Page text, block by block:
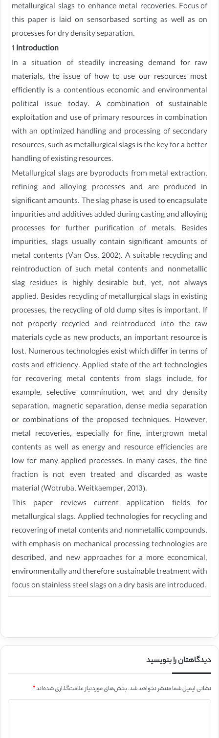
metallurgical slags to enhance metal recoveries. Focus of
this paper is laid on sensor­based sorting as well as on
processes for dry density separation.
1 Introduction
In a situation of steadily increasing demand for raw
materials, the issue of how to use our resources most
efficiently is a contentious economic and environmental
political issue today. A combination of sustainable
exploitation and use of primary resources in combination
with an optimized handling and processing of secondary
resources, such as metallurgical slags is the key for a better
handling of existing resources.
Metallurgical slags are by­products from metal extraction,
refining and alloying processes and are produced in
significant amounts. The slag phase is used to encapsulate
impurities and additives added during casting and alloying
processes for further purification of metals. Besides
impurities, slags usually contain significant amounts of
metal contents (Van Oss, 2002). A suitable recycling and
reintroduction of such metal contents and non­metallic
slag residues is highly desirable but, yet, not always
applied. Besides recycling of metallurgical slags in existing
processes, the recycling of old dump sites is important. If
not properly recycled and reintroduced into the raw
materials cycle as new products, an important resource is
lost. Numerous technologies exist which differ in terms of
costs and efficiency. Applied state of the art technologies
for recovering metal contents from slags include, for
example, selective comminution, wet and dry density
separation, magnetic separation, dense media separation
or combinations of the proposed techniques. However,
metal recoveries, especially for fine, intergrown metal
contents as well as energy and resource efficiencies are
low for many applied processes. In many cases, the fine
fraction is not even treated and discarded as waste
material (Wotruba, Weitkaemper, 2013).
This paper reviews current application fields for
metallurgical slags. Applied technologies for recycling and
recovering of metal contents and non­metallic compounds,
with emphasis on mechanical processing technologies are
described, and new approaches for a more economical,
environmentally and therefore sustainable treatment with
focus on stainless steel slags on a dry basis are introduced.
دیدگاهتان را بنویسید
نشانی ایمیل شما منتشر نخواهد شد.بخش‌های موردنیاز علامت‌گذاری شده‌اند*